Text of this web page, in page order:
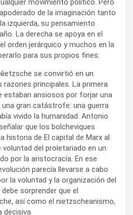
movimiento político. Pero
de la imaginación tanto
izquierda, su pensamiento
La derecha se apoya en el
orden jerárquico y muchos en la
para sus propios fines.
se convirtió en un
principales. La primera
estaban ansiosos por forjar una
gran catástrofe: una guerra
vivido la humanidad. Antonio
que los bolcheviques
historia de El capital de Marx al
del proletariado en un
por la aristocracia. En ese
parecía llevarse a cabo
la voluntad y la organización del
sorprender que el
así como el nietzscheanismo,
decisiva.